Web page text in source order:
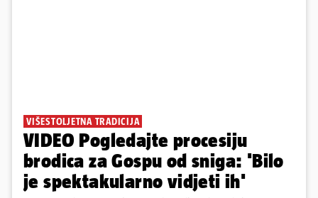
VIŠESTOLJETNA TRADICIJA
VIDEO Pogledajte procesiju
brodica za Gospu od sniga: 'Bilo
je spektakularno vidjeti ih'